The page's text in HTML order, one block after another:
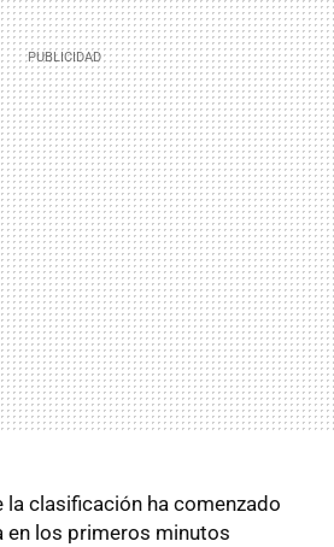
la clasificación ha comenzado
en los primeros minutos